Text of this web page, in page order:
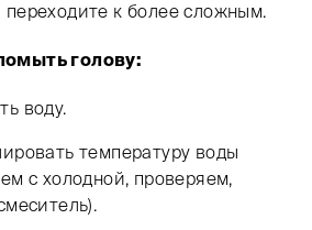
к более сложным.
голову:
воду.
температуру воды
с холодной, проверяем,